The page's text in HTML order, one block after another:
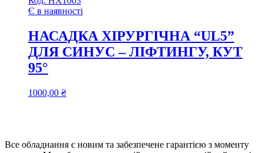
Є в наявності
НАСАДКА ХІРУРГІЧНА “UL5”
ДЛЯ СИНУС – ЛІФТИНГУ, КУТ
95°
1000,00 ₴
Все обладнання є новим та забезпечене гарантією з моменту